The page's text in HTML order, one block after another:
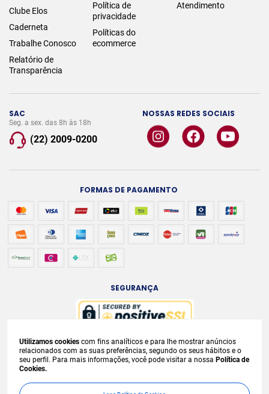
SAC
Seg. a sex. das 8h às 18h
(22) 2009-0200
NOSSAS REDES SOCIAIS
Clube Elos
Caderneta
Trabalhe Conosco
Relatório de
Transparência
Política de
privacidade
Políticas do
ecommerce
Atendimento
FORMAS DE PAGAMENTO
SEGURANÇA
A venda e o consumo de bebidas alcoólicas são proibidos para menores de
18 anos. Bebida Alcoólica pode causar dependência química e, em excesso,
provoca
condições exclusivas para internet e válidos durante o dia de hoje, podendo
Utilizamos cookies com fins analíticos e para lhe mostrar anúncios
relacionados com as suas preferências, segundo os seus hábitos e o
seu perfil. Para mais informações, você pode visitar a nossa Política de
Cookies.